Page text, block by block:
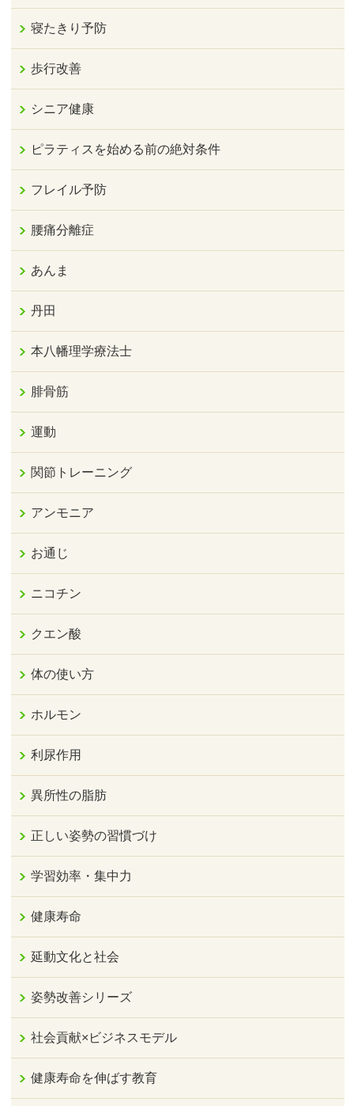
寝たきり予防
歩行改善
シニア健康
ピラティスを始める前の絶対条件
フレイル予防
腰痛分離症
あんま
丹田
本八幡理学療法士
腓骨筋
運動
関節トレーニング
アンモニア
お通じ
ニコチン
クエン酸
体の使い方
ホルモン
利尿作用
異所性の脂肪
正しい姿勢の習慣づけ
学習効率・集中力
健康寿命
延動文化と社会
姿勢改善シリーズ
社会貢献×ビジネスモデル
健康寿命を伸ばす教育